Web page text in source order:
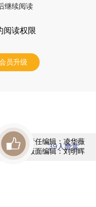
继续阅读
阅读权限
员升级
责任编辑：凌华薇
版面编辑：刘明晖
39 人赞赏